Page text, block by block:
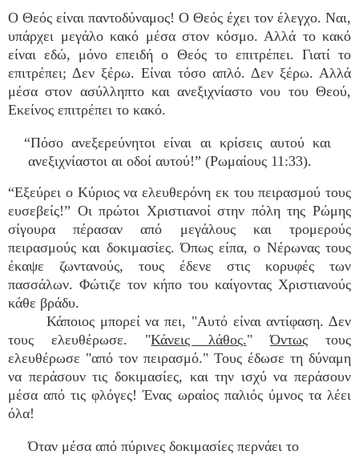
Ο Θεός είναι παντοδύναμος! Ο Θεός έχει τον έλεγχο. Ναι,
υπάρχει μεγάλο κακό μέσα στον κόσμο. Αλλά το κακό
είναι εδώ, μόνο επειδή ο Θεός το επιτρέπει. Γιατί το
επιτρέπει; Δεν ξέρω. Είναι τόσο απλό. Δεν ξέρω. Αλλά
μέσα στον ασύλληπτο και ανεξιχνίαστο νου του Θεού,
Εκείνος επιτρέπει το κακό.
“Πόσο ανεξερεύνητοι είναι αι κρίσεις αυτού και
ανεξιχνίαστοι αι οδοί αυτού!” (Ρωμαίους 11:33).
“Εξεύρει ο Κύριος να ελευθερόνη εκ του πειρασμού τους
ευσεβείς!” Οι πρώτοι Χριστιανοί στην πόλη της Ρώμης
σίγουρα πέρασαν από μεγάλους και τρομερούς
πειρασμούς και δοκιμασίες. Όπως είπα, ο Νέρωνας τους
έκαψε ζωντανούς, τους έδενε στις κορυφές των
πασσάλων. Φώτιζε τον κήπο του καίγοντας Χριστιανούς
κάθε βράδυ.
Κάποιος μπορεί να πει, "Αυτό είναι αντίφαση. Δεν
τους ελευθέρωσε. "Κάνεις λάθος."Όντωςτους
ελευθέρωσε "από τον πειρασμό." Τους έδωσε τη δύναμη
να περάσουν τις δοκιμασίες, και την ισχύ να περάσουν
μέσα από τις φλόγες! Ένας ωραίος παλιός ύμνος τα λέει
όλα!
Όταν μέσα από πύρινες δοκιμασίες περνάει το